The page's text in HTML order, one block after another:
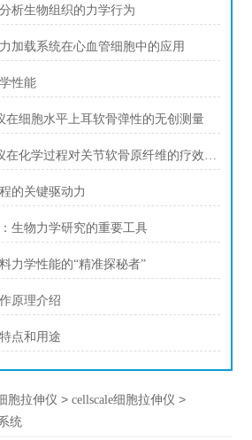
析生物组织的力学行为
加载系统在心血管细胞中的应用
性能
在细胞水平上耳软骨弹性的无创测量
Piuma生物纳米压痕仪在化学过程对关节软骨原纤维的疗效是渗透压依赖性
的关键驱动力
生物力学研究的重要工具
力学性能的“精准探秘者”
原理介绍
点和用途
胞拉伸仪 >cellscale细胞拉伸仪 >
统